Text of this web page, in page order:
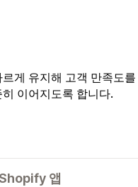
게 유지해 고객 만족도를
이어지도록 합니다.
앱